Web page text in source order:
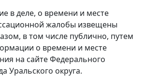
в деле, о времени и месте
жалобы извещены
в том числе публично, путем
о времени и месте
на сайтеФедерального
Уральского округа.